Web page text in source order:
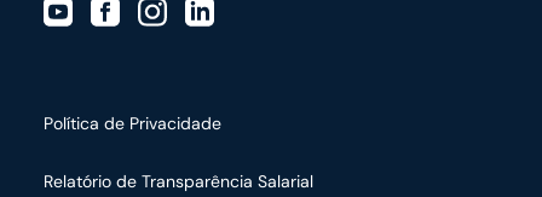
Política de Privacidade
Relatório de Transparência Salarial